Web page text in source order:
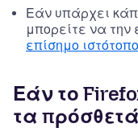
Εάν υπάρχει
μπορείτε να
επίσημο
Εάν το
τα